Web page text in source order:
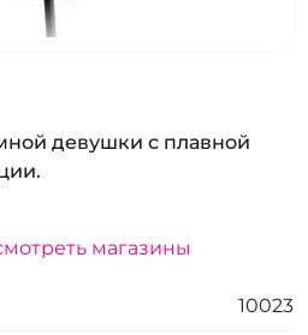
девушки с плавной
магазины
10023